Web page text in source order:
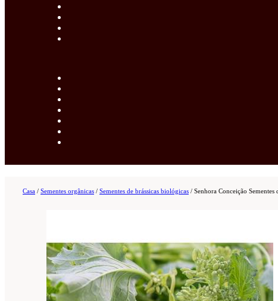
Casa / Sementes orgânicas / Sementes de brássicas biológicas / Senhora Conceição Sementes